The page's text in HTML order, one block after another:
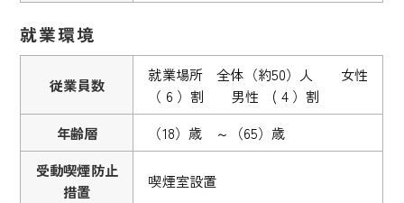
就業環境
従業員数
就業場所 全体（約50）人 女性
（ 6 ）割 男性 ( 4 ）割
年齢層
（18）歳 ～（65）歳
受動喫煙防止
措置
喫煙室設置